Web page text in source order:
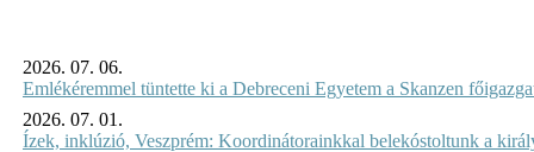
2026. 07. 06.
Emlékéremmel tüntette ki a Debreceni Egyetem a Skanzen
2026. 07. 01.
Ízek, inklúzió, Veszprém: Koordinátorainkkal belekóstoltunk a